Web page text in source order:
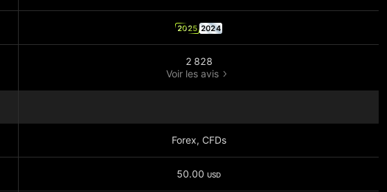
2025 2024
2 828
Voir les avis
Forex, CFDs
50.00 USD